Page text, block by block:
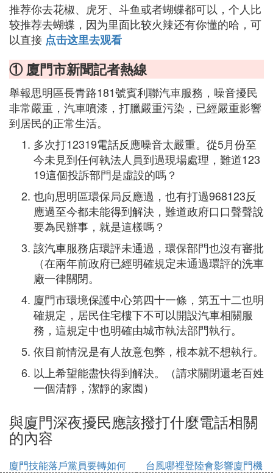
推荐你去花椒、虎牙、斗鱼或者蝴蝶都可以，个人比
较推荐去蝴蝶，因为里面比较火辣还有你懂的哈，可
以直接 点击这里去观看
① 廈門市新聞記者熱線
舉報思明區長青路181號賓利聯汽車服務，噪音擾民
非常嚴重，汽車噴漆，打臘嚴重污染，已經嚴重影響
到居民的正常生活。
多次打12319電話反應噪音太嚴重。從5月份至
今未見到任何執法人員到過現場處理，難道123
19這個投訴部門是虛設的嗎？
也向思明區環保局反應過，也有打過968123反
應過至今都未能得到解決，難道政府口口聲聲說
要為民辦事，就是這樣嗎？
該汽車服務店環評未通過，環保部門也沒有審批
（在兩年前政府已經明確規定未通過環評的洗車
廠一律關閉。
廈門市環境保護中心第四十一條，第五十二也明
確規定，居民住宅樓下不可以開設汽車相關服
務，這規定中也明確由城市執法部門執行。
依目前情況是有人故意包弊，根本就不想執行。
以上希望能盡快得到解決。（請求關閉還老百姓
一個清靜，潔靜的家園）
與廈門深夜擾民應該撥打什麼電話相關
的內容
廈門技能落戶黨員要轉如何
台風哪裡登陸會影響廈門機